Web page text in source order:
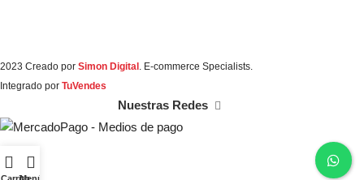
2023 Creado por Simon Digital . E-commerce Specialists.
Integrado por TuVendes
Nuestras Redes